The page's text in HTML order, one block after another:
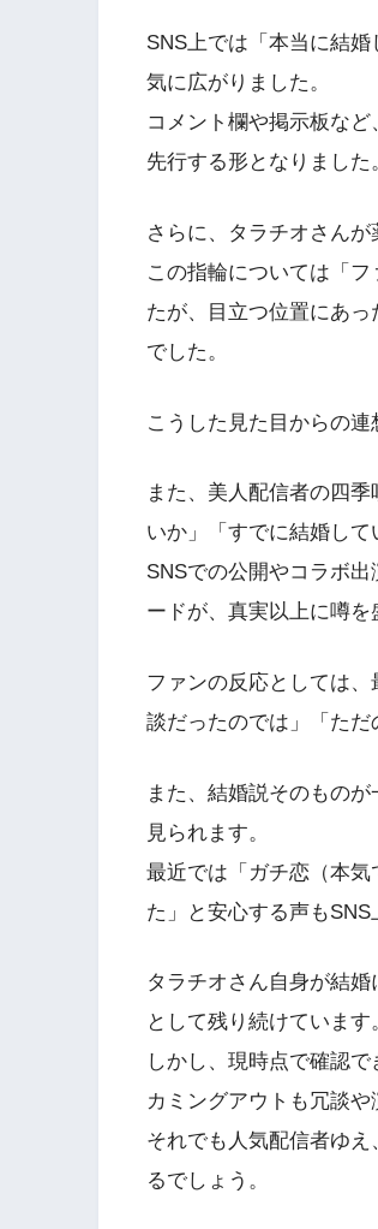
SNS上では「本当に結
気に広がりました。
コメント欄や掲示板な
先行する形となりました
さらに、タラチオさん
この指輪については「
たが、目立つ位置にあ
でした。
こうした見た目からの連
また、美人配信者の四
いか」「すでに結婚して
SNSでの公開やコラボ
ードが、真実以上に噂を
ファンの反応としては
談だったのでは」「ただ
また、結婚説そのもの
見られます。
最近では「ガチ恋（本
た」と安心する声もSNS
タラチオさん自身が結
として残り続けています
しかし、現時点で確認
カミングアウトも冗談や
それでも人気配信者ゆ
るでしょう。